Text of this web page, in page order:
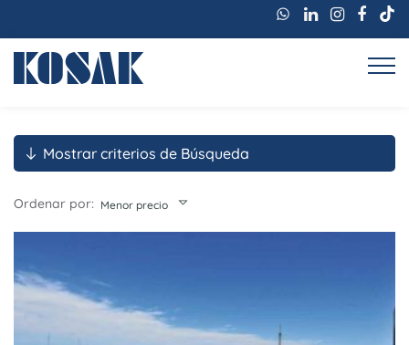
Mostrar criterios de Búsqueda
Ordenar por: Menor precio